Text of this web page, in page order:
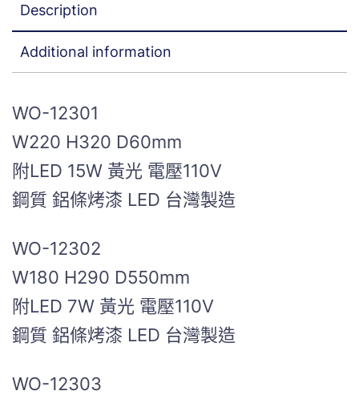
Description
Additional information
WO-12301
W220 H320 D60mm
附LED 15W 黃光 電壓110V
鋼質 鋁條烤漆 LED 台灣製造
WO-12302
W180 H290 D550mm
附LED 7W 黃光 電壓110V
鋼質 鋁條烤漆 LED 台灣製造
WO-12303